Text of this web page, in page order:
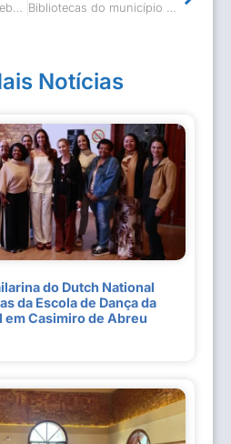
Fundação Cultural recebe réplica da Maria Fumaça Bibliotecas do município receberam doações de livros do Festival Energia para Ler
Notícias
do Dutch National
da Escola de Dança da
em Casimiro de Abreu